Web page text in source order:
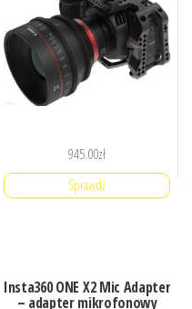
945.00zł
Sprawdź
Insta360 ONE X2 Mic Adapter
– adapter mikrofonowy